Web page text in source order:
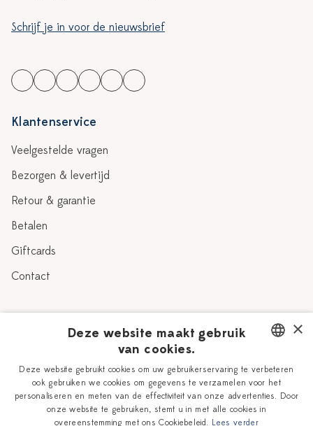
Schrijf je in voor de nieuwsbrief
Klantenservice
Veelgestelde vragen
Bezorgen & levertijd
Retour & garantie
Betalen
Giftcards
Contact
Verhaal
Onze plateelschilders
Delfts Blauw
Workshops
Vacatures
DUTCH
ENGLISH
×
Deze website maakt gebruik
van cookies.
Deze website gebruikt cookies om uw gebruikerservaring te verbeteren
ook gebruiken we cookies om gegevens te verzamelen voor het
personaliseren en meten van de effectiviteit van onze advertenties. Door
onze website te gebruiken, stemt u in met alle cookies in
overeenstemming met ons Cookiebeleid. Lees verder